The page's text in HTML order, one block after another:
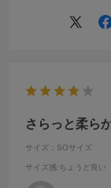
めなのと、レース
でも肌触りを考え
さらっと柔ら
サイズ：SOサイズ
サイズ感:ちょうど良い